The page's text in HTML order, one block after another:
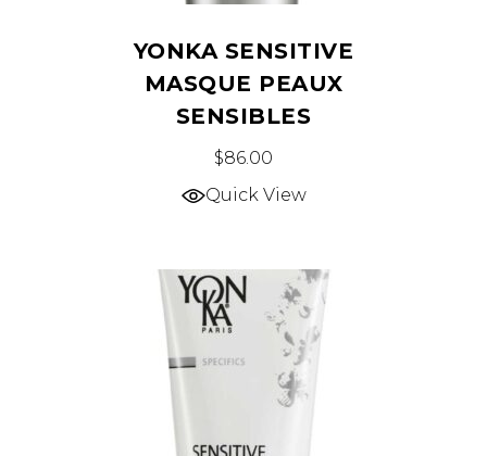
YONKA SENSITIVE
MASQUE PEAUX
SENSIBLES
$86.00
Quick View